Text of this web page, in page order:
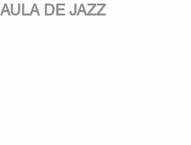
AULA DE JAZZ